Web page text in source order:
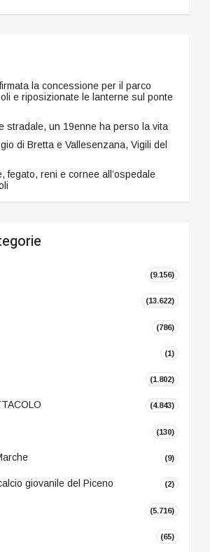
la concessione per il parco
e riposizionate le lanterne sul ponte
stradale, un 19enne ha perso la vita
di Bretta e Vallesenzana, Vigili del
fegato, reni e cornee all’ospedale
(9.156)
(13.622)
(786)
(1)
(1.802)
(4.843)
(130)
(9)
giovanile del Piceno (2)
(5.716)
(65)